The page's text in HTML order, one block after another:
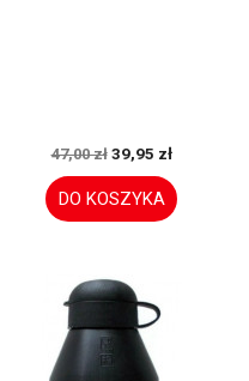
47,00 zł 39,95 zł
DO KOSZYKA